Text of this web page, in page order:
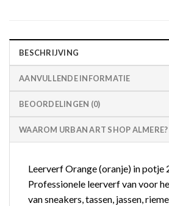
BESCHRIJVING
AANVULLENDE INFORMATIE
BEOORDELINGEN (0)
WAAROM URBAN ART SHOP ALMERE?
Leerverf Orange (oranje) in potje
Professionele leerverf van voor
van sneakers, tassen, jassen,